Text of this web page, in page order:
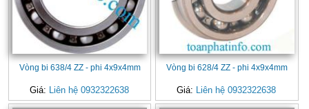
Vòng bi 638/4 ZZ - phi 4x9x4mm
Giá: Liên hệ 0932322638
Vòng bi 628/4 ZZ - phi 4x9x4mm
Giá: Liên hệ 0932322638